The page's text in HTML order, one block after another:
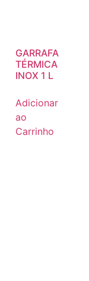
GARRAFA
TÉRMICA
INOX 1 L
Adicionar
ao
Carrinho